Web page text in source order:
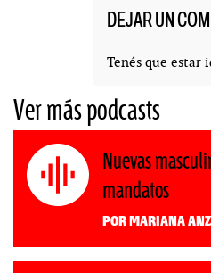
DEJAR UN
Tenés que estar
Ver más podcasts
Nuevas
mandatos
Por Mariana